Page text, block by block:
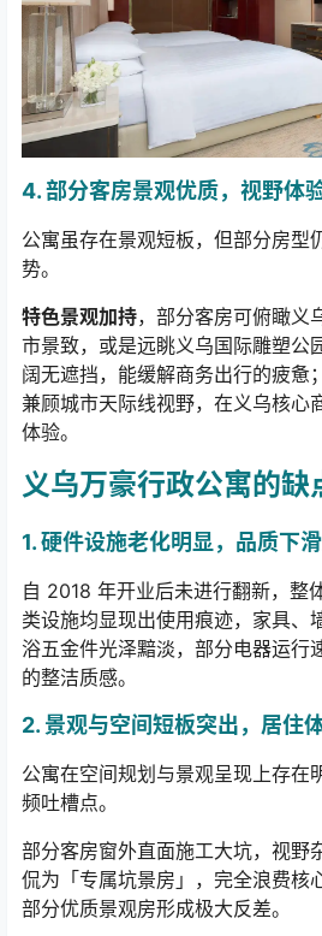
4.部分客房景观优质，视野体
公寓虽存在景观短板，但部分房型
势。
特色景观加持，部分客房可俯瞰义
市景致，或是远眺义乌国际雕塑公
阔无遮挡，能缓解商务出行的疲惫
兼顾城市天际线视野，在义乌核心
体验。
义乌万豪行政公寓的缺
1.硬件设施老化明显，品质下
自 2018 年开业后未进行翻新， 整
类设施均显现出使用痕迹，家具、
浴五金件光泽黯淡，部分电器运行
的整洁质感。
2. 景观与空间短板突出，居住
公寓在空间规划与景观呈现上存在
频吐槽点。
部分客房窗外直面施工大坑，视野
侃为「专属坑景房」，完全浪费核
部分优质景观房形成极大反差。